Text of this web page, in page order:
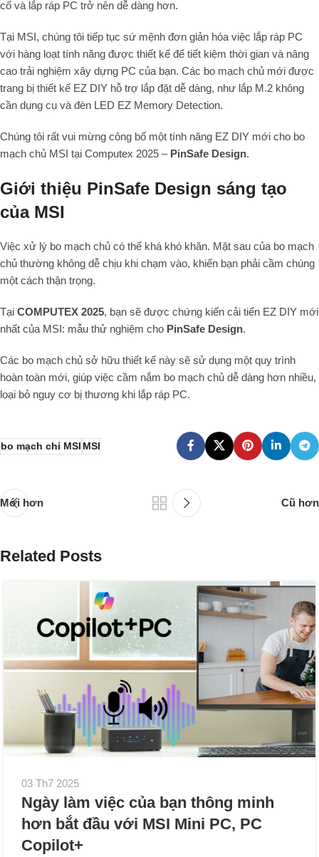
cố và lắp ráp PC trở nên dễ dàng hơn.
Tại MSI, chúng tôi tiếp tục sứ mệnh đơn giản hóa việc lắp ráp PC
với hàng loạt tính năng được thiết kế để tiết kiệm thời gian và nâng
cao trải nghiệm xây dựng PC của bạn. Các bo mạch chủ mới được
trang bị thiết kế EZ DIY hỗ trợ lắp đặt dễ dàng, như lắp M.2 không
cần dụng cụ và đèn LED EZ Memory Detection.
Chúng tôi rất vui mừng công bố một tính năng EZ DIY mới cho bo
mạch chủ MSI tại Computex 2025 – PinSafe Design.
Giới thiệu PinSafe Design sáng tạo
của MSI
Việc xử lý bo mạch chủ có thể khá khó khăn. Mặt sau của bo mạch
chủ thường không dễ chịu khi chạm vào, khiến bạn phải cầm chúng
một cách thận trọng.
Tại COMPUTEX 2025, bạn sẽ được chứng kiến cải tiến EZ DIY mới
nhất của MSI: mẫu thử nghiệm cho PinSafe Design.
Các bo mạch chủ sở hữu thiết kế này sẽ sử dụng một quy trình
hoàn toàn mới, giúp việc cầm nắm bo mạch chủ dễ dàng hơn nhiều,
loại bỏ nguy cơ bị thương khi lắp ráp PC.
bo mạch chỉ MSI MSI
Mới hơn Cũ hơn
Related Posts
03 Th7 2025
Ngày làm việc của bạn thông minh
hơn bắt đầu với MSI Mini PC, PC
Copilot+